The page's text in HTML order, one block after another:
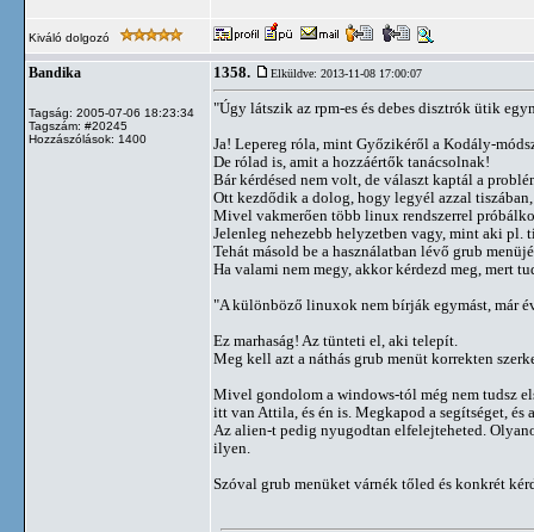
Kiváló dolgozó
Bandika
Tagság: 2005-07-06 18:23:34
Tagszám: #20245
Hozzászólások: 1400
1358. Elküldve: 2013-11-08 17:00:07
"Úgy látszik az rpm-es és debes disztrók ütik
Ja! Lepereg róla, mint Győzikéről a Kodály-
De rólad is, amit a hozzáértők tanácsolnak!
Bár kérdésed nem volt, de választ kaptál a
Ott kezdődik a dolog, hogy legyél azzal
Mivel vakmerően több linux rendszerrel
Jelenleg nehezebb helyzetben vagy, mint aki
Tehát másold be a használatban lévő grub
Ha valami nem megy, akkor kérdezd meg, mert
"A különböző linuxok nem bírják egymást, már
Ez marhaság! Az tünteti el, aki telepít.
Meg kell azt a náthás grub menüt korrekten
Mivel gondolom a windows-tól még nem tudsz
itt van Attila, és én is. Megkapod a segítséget,
Az alien-t pedig nyugodtan elfelejteheted.
ilyen.
Szóval grub menüket várnék tőled és konkrét